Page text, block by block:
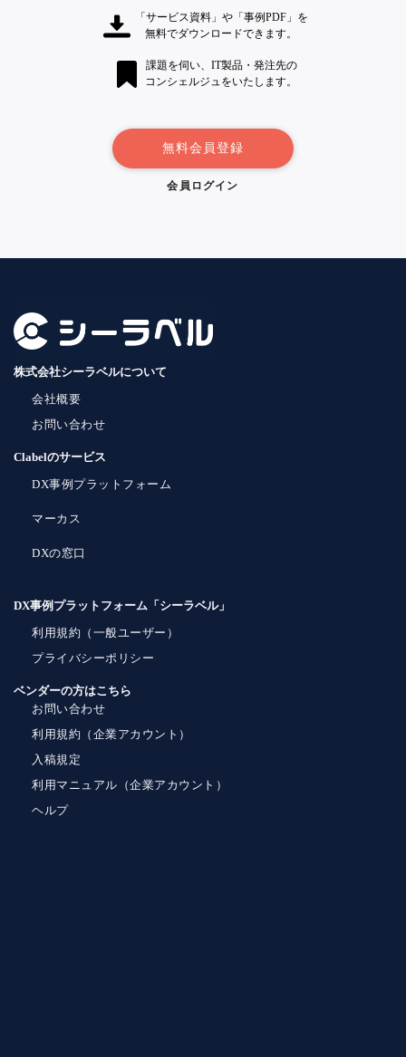
「サービス資料」や「事例PDF」を
無料でダウンロードできます。
課題を伺い、IT製品・発注先の
コンシェルジュをいたします。
無料会員登録
会員ログイン
株式会社シーラベルについて
会社概要
お問い合わせ
Clabelのサービス
DX事例プラットフォーム
マーカス
DXの窓口
DX事例プラットフォーム「シーラベル」
利用規約（一般ユーザー）
プライバシーポリシー
ベンダーの方はこちら
お問い合わせ
利用規約（企業アカウント）
入稿規定
利用マニュアル（企業アカウント）
ヘルプ